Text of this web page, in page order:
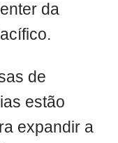
da
de
estão
expandir a